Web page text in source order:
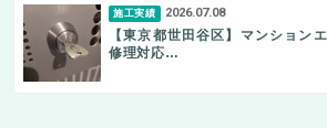
施工実績 2026.07.08
【東京都世田谷区】マンション
修理対応…